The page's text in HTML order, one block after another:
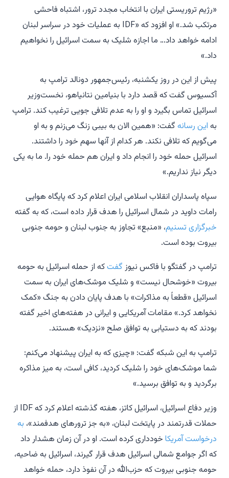
«رژیم تروریستی ایران با انتخاب مجدد ترور، اشتباه فاحشی
مرتکب شد.» او افزود که «IDF به عملیات خود در سراسر لبنان
ادامه خواهد داد… ما اجازه شلیک به سمت اسرائیل را نخواهیم
داد.»
پیش از این در روز یکشنبه، رئیس‌جمهور دونالد ترامپ به
آکسیوس گفت که قصد دارد با بنیامین نتانیاهو، نخست‌وزیر
اسرائیل تماس بگیرد و او را به عدم تلافی جویی ترغیب کند. ترامپ
به این رسانه گفت: «همین الان به بیبی زنگ می‌زنم و به او
می‌گویم که تلافی نکند. هر کدام از آنها سهم خود را داشتند.
اسرائیل حمله خود را انجام داد و ایران هم حمله خود را. ما به یکی
دیگر نیاز نداریم.»
سپاه پاسداران انقلاب اسلامی ایران اعلام کرد که پایگاه هوایی
رامات داوید در شمال اسرائیل را هدف قرار داده است، که به گفته
خبرگزاری تسنیم، «منبع» تجاوز به جنوب لبنان و حومه جنوبی
بیروت بوده است.
ترامپ در گفتگو با فاکس نیوز گفتکه از حمله اسرائیل به حومه
بیروت «خوشحال نیست» و شلیک موشک‌های ایران به سمت
اسرائیل «قطعاً به مذاکرات» با هدف پایان دادن به جنگ «کمک
نخواهد کرد.» مقامات آمریکایی و ایرانی در هفته‌های اخیر گفته
بودند که به دستیابی به توافق صلح «نزدیک» هستند.
ترامپ به این شبکه گفت: «چیزی که به ایران پیشنهاد می‌کنم:
شما موشک‌های خود را شلیک کردید، کافی است، به میز مذاکره
برگردید و به توافق برسید.»
وزیر دفاع اسرائیل، اسرائیل کاتز، هفته گذشته اعلام کرد که IDF از
حملات قدرتمند در پایتخت لبنان، «به جز ترورهای هدفمند»، به
درخواست آمریکا خودداری کرده است. او در آن زمان هشدار داد
که اگر جوامع شمالی اسرائیل هدف قرار گیرند، اسرائیل به ضاحیه،
حومه جنوبی بیروت که حزب‌الله در آن نفوذ دارد، حمله خواهد